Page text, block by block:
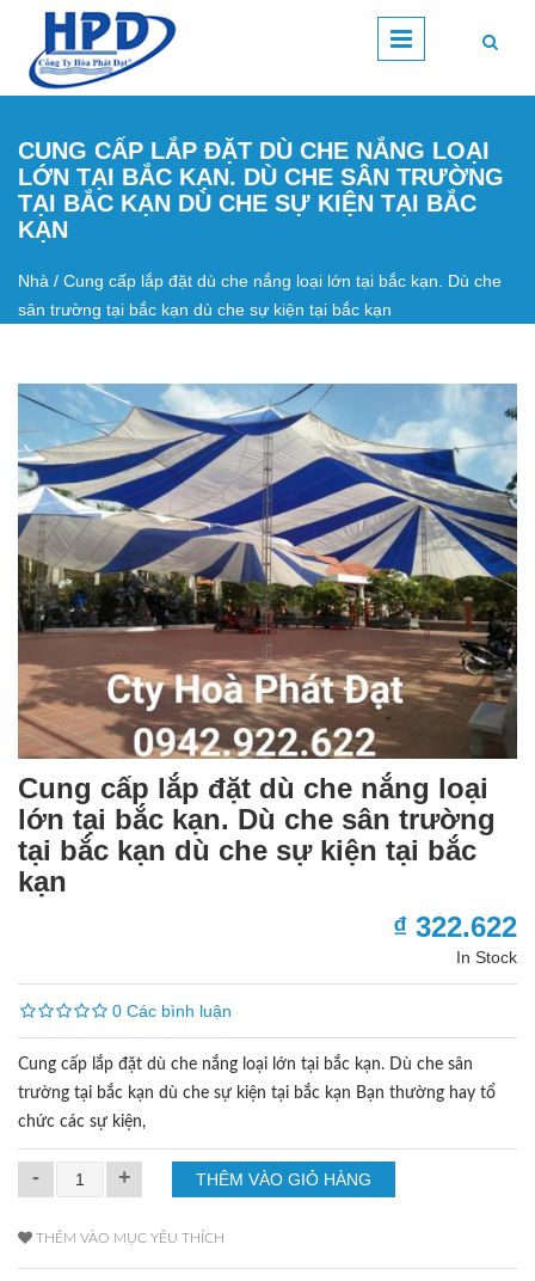
Nhảy đến nội dung
CUNG CẤP LẮP ĐẶT DÙ CHE NẮNG LOẠI
LỚN TẠI BẮC KẠN. DÙ CHE SÂN TRƯỜNG
TẠI BẮC KẠN DÙ CHE SỰ KIỆN TẠI BẮC
KẠN
Bạn đang ở đây
Nhà / Cung cấp lắp đặt dù che nắng loại lớn tại bắc kạn. Dù che
sân trường tại bắc kạn dù che sự kiện tại bắc kạn
Cung cấp lắp đặt dù che nắng loại
lớn tại bắc kạn. Dù che sân trường
tại bắc kạn dù che sự kiện tại bắc
kạn
₫ 322.622
In Stock
0 Các bình luận
Cung cấp lắp đặt dù che nắng loại lớn tại bắc kạn. Dù che sân
trường tại bắc kạn dù che sự kiện tại bắc kạn Bạn thường hay tổ
chức các sự kiện,
- +
THÊM VÀO MỤC YÊU THÍCH